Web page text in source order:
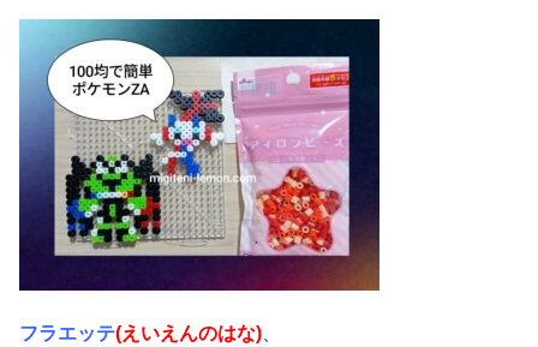
フラエッテ(えいえんのはな)